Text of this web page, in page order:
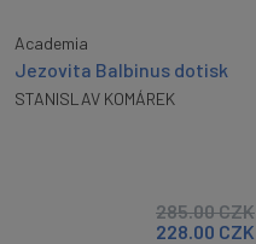
Academia
Jezovita Balbinus dotisk
STANISLAV KOMÁREK
285.00CZK
228.00 CZK